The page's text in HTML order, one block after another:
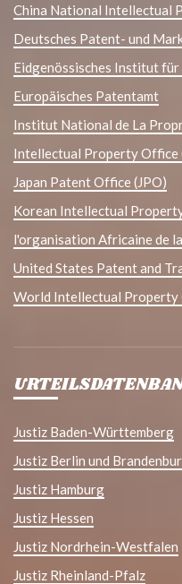
China National Intellectual
Deutsches Patent- und
Eidgenössisches Institut
Europäisches Patentamt
Institut National de La
Intellectual Property Office
Japan Patent Office (JPO)
Korean Intellectual
l'organisation Africaine de
United States Patent and
World Intellectual Property
Justiz Baden-Württemberg
Justiz Berlin und
Justiz Hamburg
Justiz Hessen
Justiz Nordrhein-Westfalen
Justiz Rheinland-Pfalz